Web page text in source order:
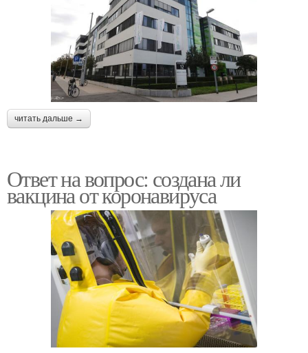
читать дальше →
Ответ на вопрос: создана ли
вакцина от коронавируса